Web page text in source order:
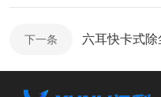
下一条 六耳快卡式